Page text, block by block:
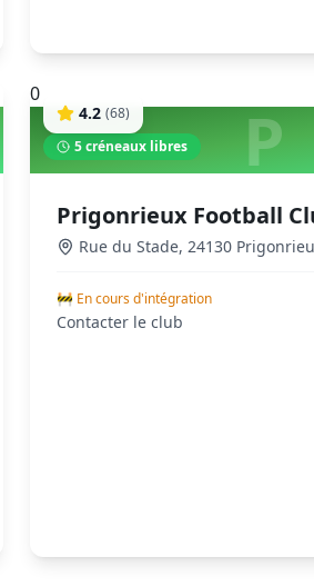
0
P
4.2 (68)
5créneaux libres
Prigonrieux Football
Rue du Stade, 24130
🚧 En cours d'intégration
Contacter le club